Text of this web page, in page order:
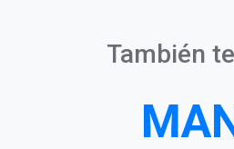
También